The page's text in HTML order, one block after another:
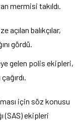
mermisi takıldı.
açılan balıkçılar,
gördü.
gelen polis ekipleri,
için söz konusu
(SAS) ekipleri